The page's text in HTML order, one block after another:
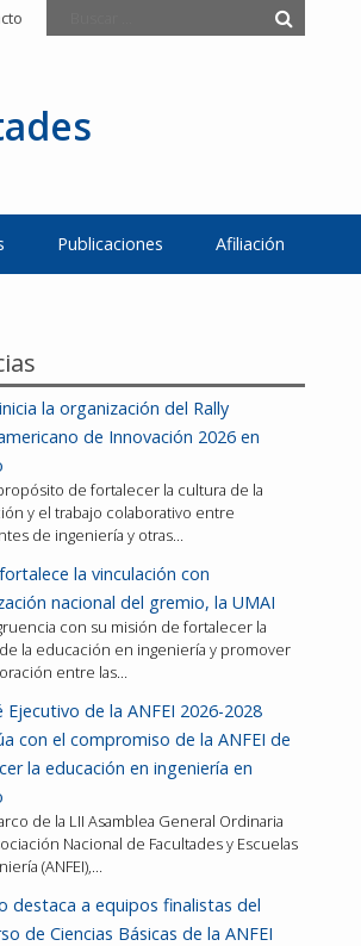
Publicaciones Afiliación
la organización del Rally
de Innovación 2026 en
de fortalecer la cultura de la
y el trabajo colaborativo entre
de ingeniería y otras…
la vinculación con
nacional del gremio, la UMAI
con su misión de fortalecer la
la educación en ingeniería y promover
entre las…
Ejecutivo de la ANFEI 2026-2028
con el compromiso de la ANFEI de
la educación en ingeniería en
de la LII Asamblea General Ordinaria
Nacional de Facultades y Escuelas
(ANFEI),…
destaca a equipos finalistas del
de Ciencias Básicas de la ANFEI